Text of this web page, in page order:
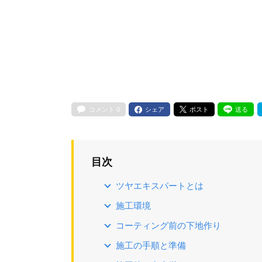
コメント 0 シェア ポスト 送る
目次
ツヤエキスパートとは
施工環境
コーティング前の下地作り
施工の手順と準備